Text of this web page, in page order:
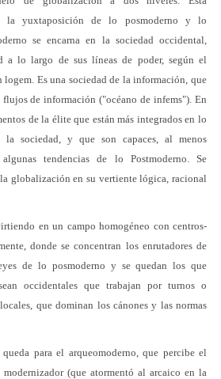
la yuxtaposición de lo posmoderno y lo
se encarna en la sociedad occidental,
a lo largo de sus líneas de poder, según el
Es una sociedad de la información, que
de información ("océano de infems"). En
de la élite que están más integrados en lo
sociedad, y que son capaces, al menos
tendencias de lo Postmoderno. Se
globalización en su vertiente lógica, racional
en un campo homogéneo con centros-
donde se concentran los enrutadores de
de lo posmoderno y se quedan los que
occidentales que trabajan por turnos o
que dominan los cánones y las normas
para el arqueomoderno, que percibe el
(que atormentó al arcaico en la